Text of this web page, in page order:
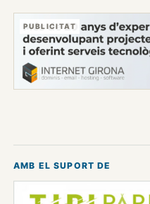
PUBLICITAT
AMB EL SUPORT DE